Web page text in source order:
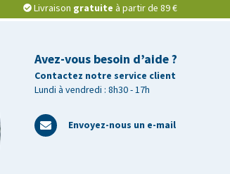
Livraison gratuite à partir de 89 €
Avez-vous besoin d’aide ?
Contactez notre service client
Lundi à vendredi : 8h30 - 17h
Envoyez-nous un e-mail